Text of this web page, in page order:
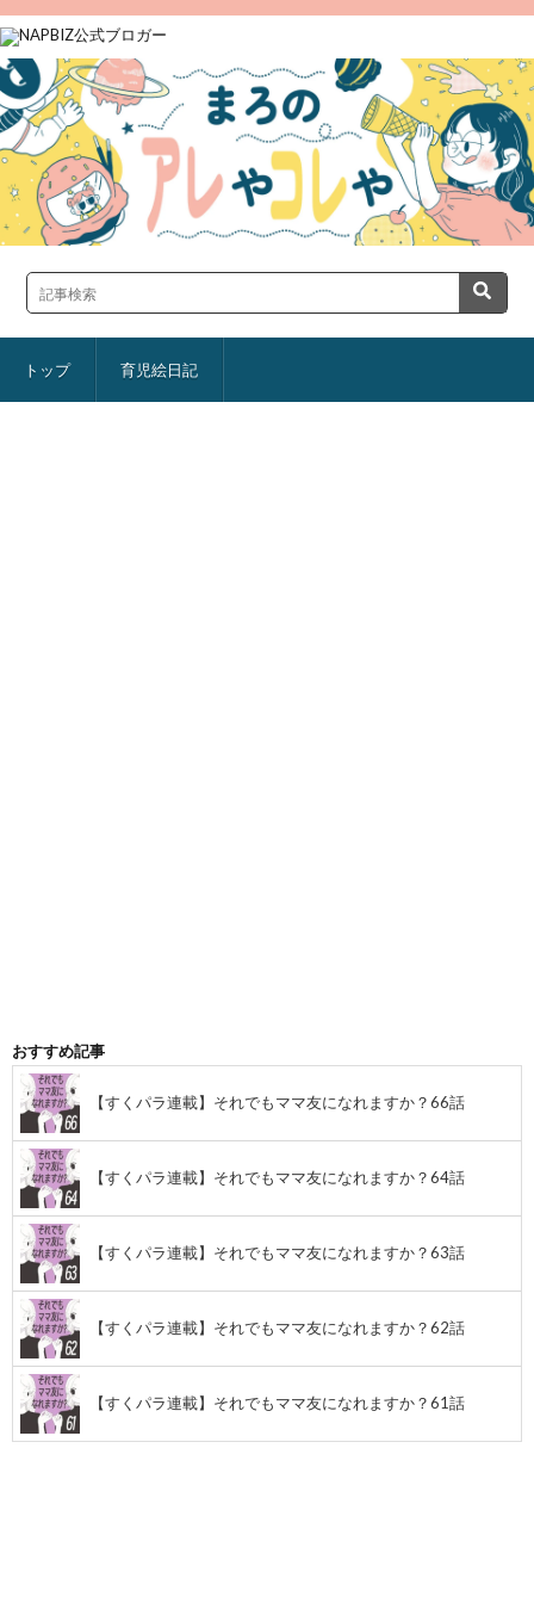
トップ 育児絵日記
おすすめ記事
【すくパラ連載】それでもママ友になれますか？66話
【すくパラ連載】それでもママ友になれますか？64話
【すくパラ連載】それでもママ友になれますか？63話
【すくパラ連載】それでもママ友になれますか？62話
【すくパラ連載】それでもママ友になれますか？61話